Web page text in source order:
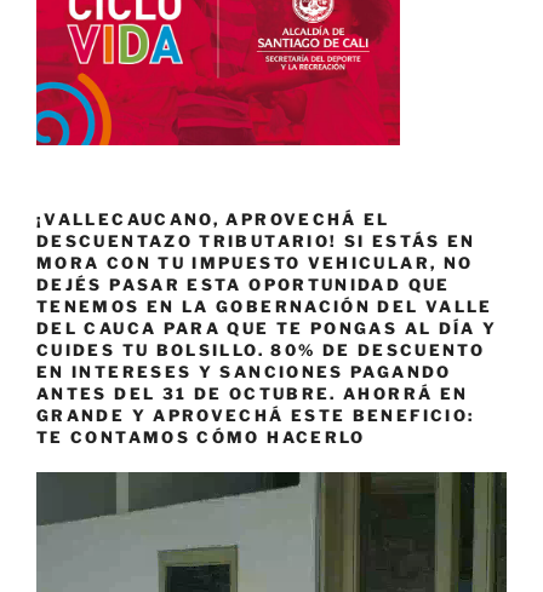
¡VALLECAUCANO, APROVECHÁ EL
DESCUENTAZO TRIBUTARIO! SI ESTÁS EN
MORA CON TU IMPUESTO VEHICULAR, NO
DEJÉS PASAR ESTA OPORTUNIDAD QUE
TENEMOS EN LA GOBERNACIÓN DEL VALLE
DEL CAUCA PARA QUE TE PONGAS AL DÍA Y
CUIDES TU BOLSILLO. 80% DE DESCUENTO
EN INTERESES Y SANCIONES PAGANDO
ANTES DEL 31 DE OCTUBRE. AHORRÁ EN
GRANDE Y APROVECHÁ ESTE BENEFICIO:
TE CONTAMOS CÓMO HACERLO